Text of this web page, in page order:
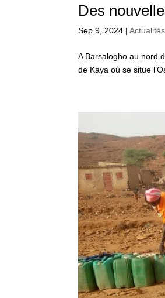
Des
Sep 9, 2024 |Actualités
A Barsalogho au nord
de Kaya où se situe